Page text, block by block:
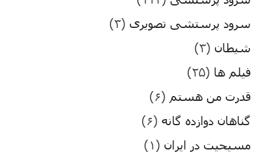
سرود پرستشی تصویری (۳)
شیطان (۳)
فیلم ها (۲۵)
قدرت من هستم (۶)
گناهان دوازده گانه (۶)
مسیحیت در ایران (۱)